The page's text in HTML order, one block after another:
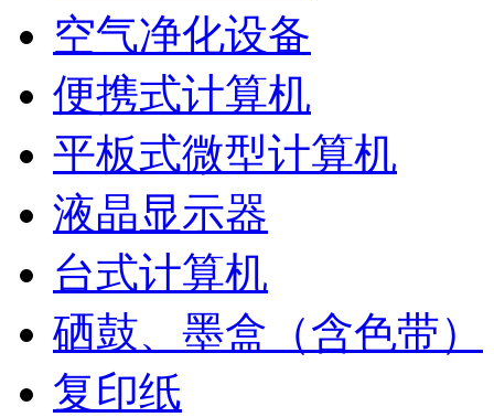
空气净化设备
便携式计算机
平板式微型计算机
液晶显示器
台式计算机
硒鼓、墨盒（含色带）
复印纸